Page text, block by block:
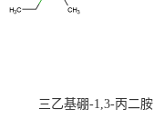
三乙基硼-1,3-丙二胺